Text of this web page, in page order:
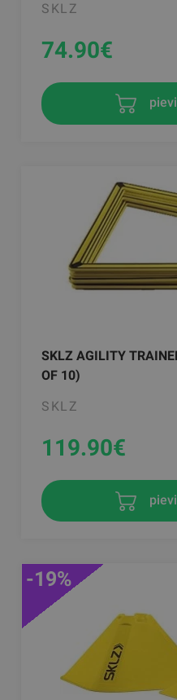
SKLZ
74.90€
SKLZ AGILITY
OF 10)
SKLZ
119.90€
-19%